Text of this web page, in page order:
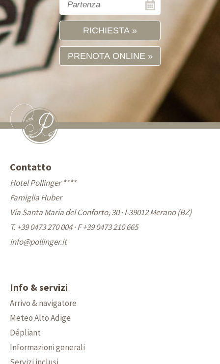
RICHIESTA
PRENOTA ONLINE
Contatto
Hotel Pollinger ****
Famiglia Huber
Via Santa Maria del Conforto, 30 · I-39012 Merano (BZ)
T. +39 0473 270 004·F +39 0473 210 665
info@pollinger.it
Info & servizi
Arrivo & navigatore
Meteo Alto Adige
Dépliant
Informazioni generali